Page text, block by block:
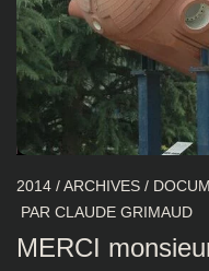
2014 /ARCHIVES /
PAR CLAUDE GRIMAUD
MERCI